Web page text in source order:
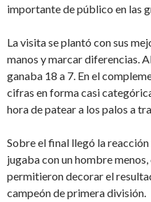
importante de público en las
La visita se plantó con sus
manos y marcar diferencias.
ganaba 18 a 7. En el
cifras en forma casi
hora de patear a los palos a
Sobre el final llegó la reacción
jugaba con un hombre
permitieron decorar el
campeón de primera división.